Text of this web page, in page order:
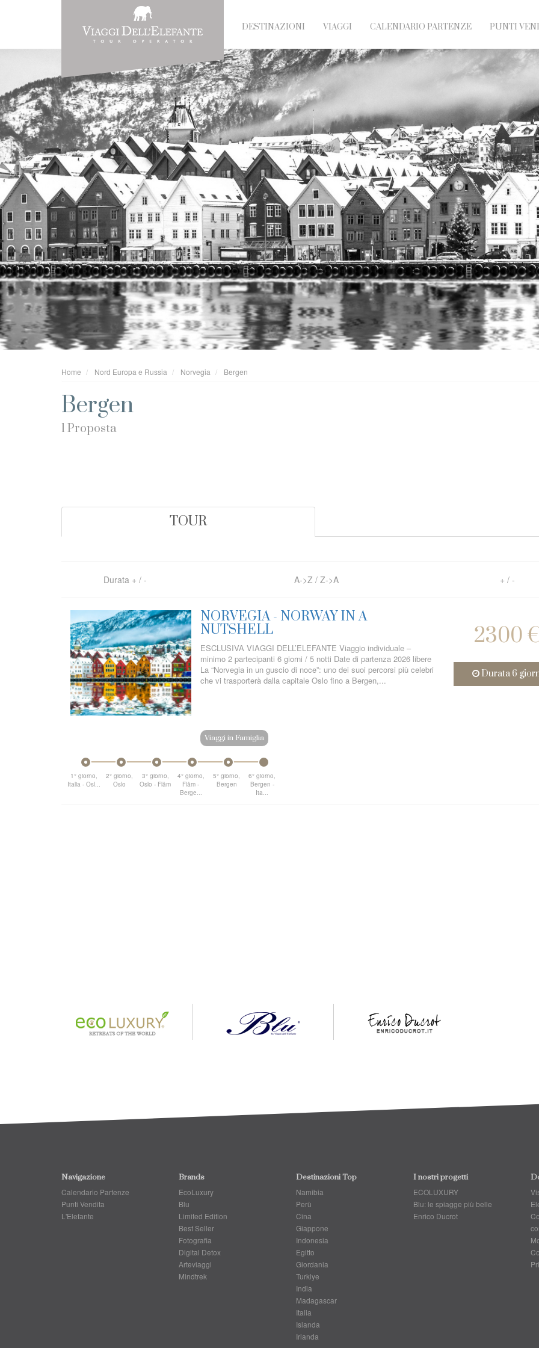
DESTINAZIONI VIAGGI CALENDARIO PARTENZE PUNTI
Home Nord Europa e Russia Norvegia Bergen
Bergen
1 Proposta
TOUR
Durata + / - A->Z / Z->A +/-
NORVEGIA - NORWAY IN A
NUTSHELL
ESCLUSIVA VIAGGI DELL’ELEFANTE Viaggio individuale –
minimo 2 partecipanti 6 giorni / 5 notti Date di partenza 2026 libere
La “Norvegia in un guscio di noce”: uno dei suoi percorsi più celebri
che vi trasporterà dalla capitale Oslo fino a Bergen,...
Viaggi in Famiglia
2300
Durata 6
1° giorno,
Italia - Osl...
2° giorno,
Oslo
3° giorno,
Oslo - Flåm
4° giorno,
Flåm -
Berge...
5° giorno,
Bergen
6° giorno,
Bergen -
Ita...
Navigazione
Calendario Partenze
Punti Vendita
L'Elefante
Brands
EcoLuxury
Blu
Limited Edition
Best Seller
Fotografia
Digital Detox
Arteviaggi
Mindtrek
Destinazioni Top
Namibia
Perù
Cina
Giappone
Indonesia
Egitto
Giordania
Turkiye
India
Madagascar
Italia
Islanda
Irlanda
I nostri progetti
ECOLUXURY
Blu: le spiagge più belle
Enrico Ducrot